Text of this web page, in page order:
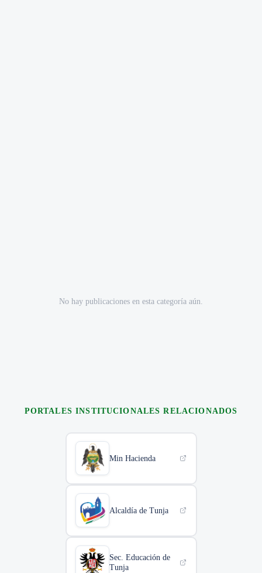
No hay publicaciones en esta categoría aún.
PORTALES INSTITUCIONALES RELACIONADOS
Min Hacienda
Alcaldía de Tunja
Sec. Educación de
Tunja